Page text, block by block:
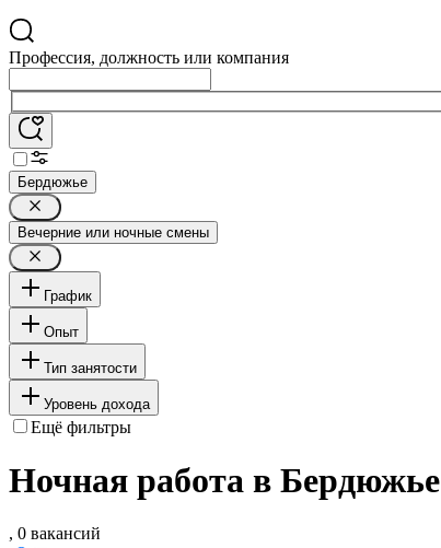
Профессия, должность или компания
Бердюжье
Вечерние или ночные смены
График
Опыт
Тип занятости
Уровень дохода
Ещё фильтры
Ночная работа в Бердюжье
, 0 вакансий